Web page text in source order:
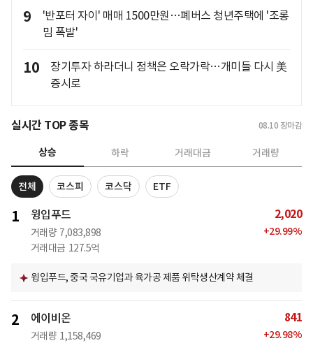
9
'반포터 자이' 매매 1500만원…폐버스 청년주택에 '조롱
밈 폭발'
10
장기투자 하라더니 정책은 오락가락…개미들 다시 美
증시로
실시간 TOP 종목 08.10 장마감
상승 하락 거래대금 거래량
전체 코스피 코스닥 ETF
1 윙입푸드
거래량 7,083,898
거래대금 127.5억
2,020
+29.99%
윙입푸드, 중국 국유기업과 육가공 제품 위탁생산계약 체결
2 에이비온
거래량 1,158,469
841
+29.98%